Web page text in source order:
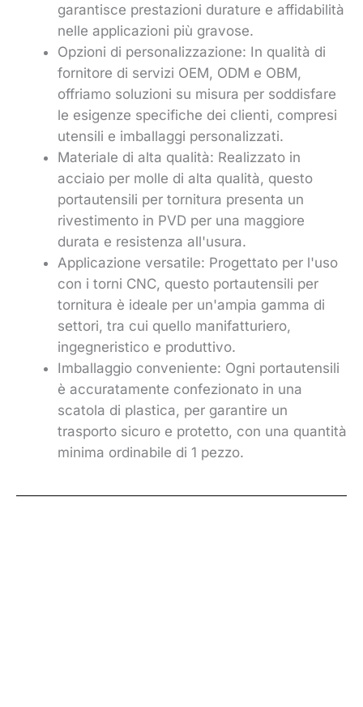
garantisce prestazioni durature e affidabilità
nelle applicazioni più gravose.
Opzioni di personalizzazione: In qualità di
fornitore di servizi OEM, ODM e OBM,
offriamo soluzioni su misura per soddisfare
le esigenze specifiche dei clienti, compresi
utensili e imballaggi personalizzati.
Materiale di alta qualità: Realizzato in
acciaio per molle di alta qualità, questo
portautensili per tornitura presenta un
rivestimento in PVD per una maggiore
durata e resistenza all'usura.
Applicazione versatile: Progettato per l'uso
con i torni CNC, questo portautensili per
tornitura è ideale per un'ampia gamma di
settori, tra cui quello manifatturiero,
ingegneristico e produttivo.
Imballaggio conveniente: Ogni portautensili
è accuratamente confezionato in una
scatola di plastica, per garantire un
trasporto sicuro e protetto, con una quantità
minima ordinabile di 1 pezzo.